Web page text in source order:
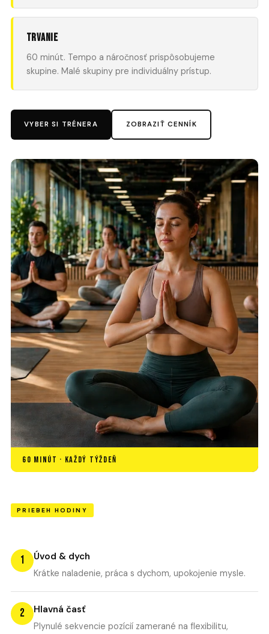
Trvanie
60 minút. Tempo a náročnosť prispôsobujeme
skupine. Malé skupiny pre individuálny prístup.
VYBER SI TRÉNERA ZOBRAZIŤ CENNÍK
60 MINÚT · KAŽDÝ TÝŽDEŇ
PRIEBEH HODINY
1 Úvod & dych
Krátke naladenie, práca s dychom, upokojenie mysle.
2 Hlavná časť
Plynulé sekvencie pozícií zamerané na flexibilitu,